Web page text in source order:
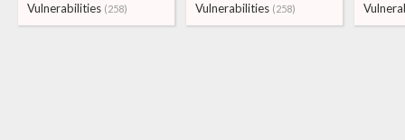
Vulnerabilities (258) Vulnerabilities (258)